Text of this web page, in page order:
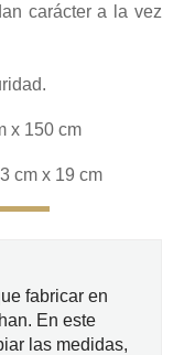
carácter a la vez
x 150 cm
cm x 19 cm
fabricar en
En este
las medidas,